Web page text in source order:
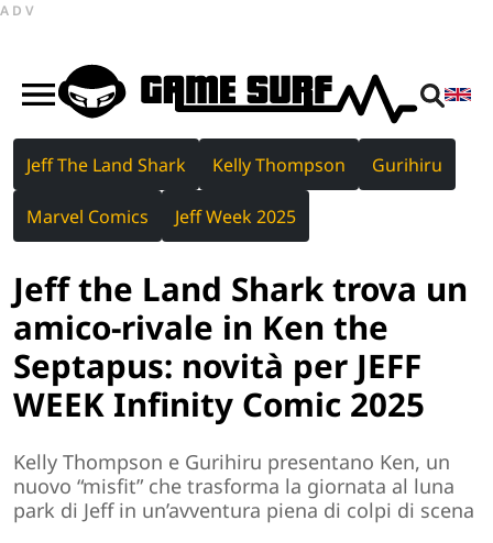
ADV
Jeff The Land Shark Kelly Thompson Gurihiru
Marvel Comics Jeff Week 2025
Jeff the Land Shark trova un
amico-rivale in Ken the
Septapus: novità per JEFF
WEEK Infinity Comic 2025
Kelly Thompson e Gurihiru presentano Ken, un
nuovo “misfit” che trasforma la giornata al luna
park di Jeff in un’avventura piena di colpi di scena